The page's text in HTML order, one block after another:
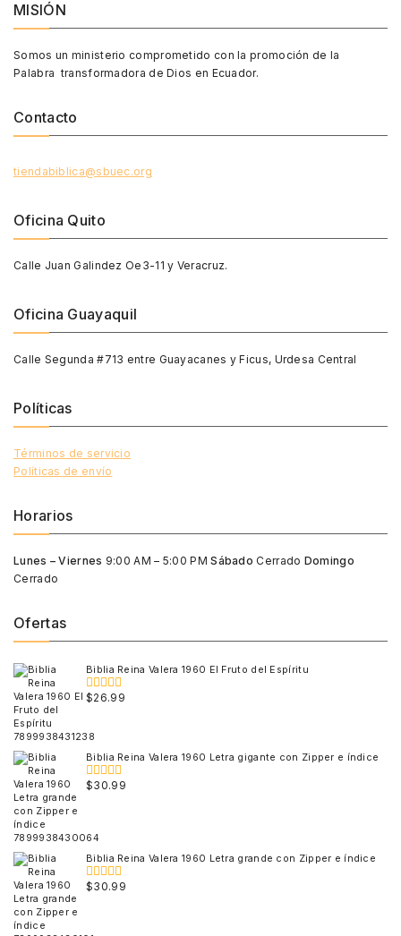
MISIÓN
Somos un ministerio comprometido con la promoción de la
Palabra transformadora de Dios en Ecuador.
Contacto
tiendabiblica@sbuec.org
Oficina Quito
Calle Juan Galindez Oe3-11 y Veracruz.
Oficina Guayaquil
Calle Segunda #713 entre Guayacanes y Ficus, Urdesa Central
Políticas
Términos de servicio
Políticas de envío
Horarios
Lunes – Viernes 9:00 AM – 5:00 PMSábado Cerrado Domingo
Cerrado
Ofertas
Biblia Reina Valera 1960 El Fruto del Espíritu
0
5
$26.99
Biblia Reina Valera 1960 Letra gigante con Zipper e índice
0
$30.99
Biblia Reina Valera 1960 Letra grande con Zipper e índice
0
$30.99